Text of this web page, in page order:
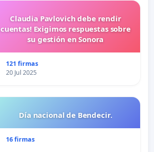
Claudia Pavlovich debe rendir
cuentas! Exigimos respuestas sobre
su gestión en Sonora
121 firmas
20 Jul 2025
Día nacional de Bendecir.
16 firmas